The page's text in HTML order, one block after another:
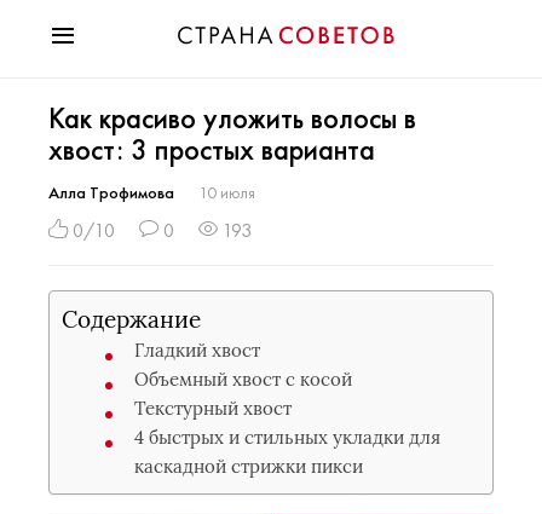
Мода
Звезды
Гороскопы
Здоровье
Хобби
Разное
Праздники
Как красиво уложить волосы в
хвост: 3 простых варианта
Алла Трофимова 10 июля
0/10 0 193
Содержание
Гладкий хвост
Объемный хвост с косой
Текстурный хвост
4 быстрых и стильных укладки для
каскадной стрижки пикси